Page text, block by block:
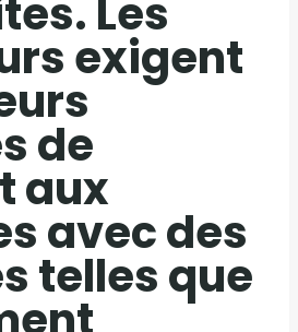
Les
exigent
de
aux
avec des
telles que